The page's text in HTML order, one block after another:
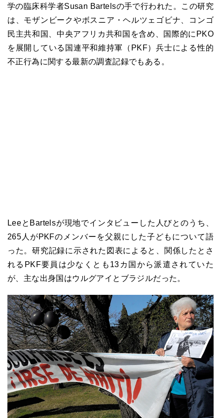
学の臨床科学者Susan Bartelsの手で行われた。この研究
は、モザンビークやボスニア・ヘルツェゴビナ、コンゴ
民主共和国、中央アフリカ共和国を含め、国際的にPKO
を展開している国連平和維持軍（PKF）兵士による性的
不正行為に関する最新の調査記録でもある。
LeeとBartelsが現地でインタビューした人びとのうち、
265人がPKFのメンバーを父親にした子どもについて語
った。研究記録に示された図表によると、関係したとさ
れるPKF要員は少なくとも13カ国から派遣されていた
が、主な出身国はウルグアイとブラジルだった。